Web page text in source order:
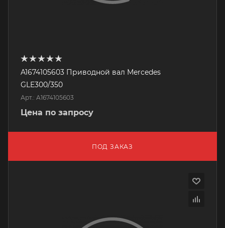
A1674105603 Приводной вал Mercedes
GLE300/350
Арт.: A1674105603
Цена по запросу
ПОД ЗАКАЗ